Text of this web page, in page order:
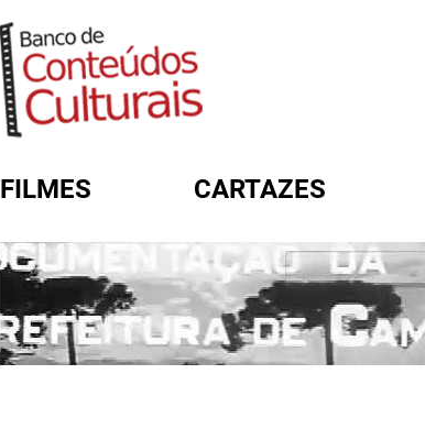
FILMES CARTAZES
FORMULÁRIO DE BUSCA